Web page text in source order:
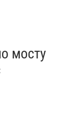
Дня молоді
мосту